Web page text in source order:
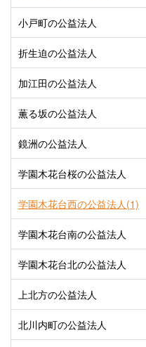
小戸町の公益法人
折生迫の公益法人
加江田の公益法人
薫る坂の公益法人
鏡洲の公益法人
学園木花台桜の公益法人
学園木花台西の公益法人(1)
学園木花台南の公益法人
学園木花台北の公益法人
上北方の公益法人
北川内町の公益法人